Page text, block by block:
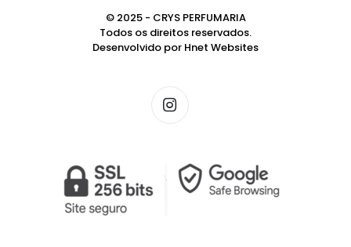
© 2025 - CRYS PERFUMARIA
Todos os direitos reservados.
Desenvolvido por Hnet Websites